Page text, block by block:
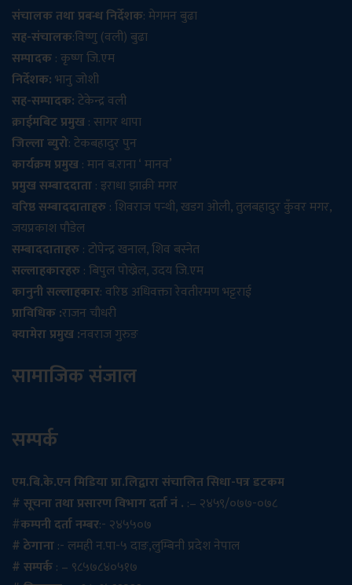
संचालक तथा प्रबन्ध निर्देशक: मेगमन बुढा
सह-संचालक:विष्णु (वली) बुढा
सम्पादक: कृष्ण जि.एम
निर्देशक:भानु जोशी
सह-सम्पादक:टेकेन्द्र वली
क्राईमबिट प्रमुख: सागर थापा
जिल्ला ब्युरो: टेकबहादुर पुन
कार्यक्रम प्रमुख: मान ब.राना ‘ मानव’
प्रमुख सम्बाददाता: इराधा झाक्री मगर
वरिष्ठ सम्बाददाताहरु: शिवराज पन्थी, खडग ओली, तुलबहादुर कुँवर मगर,
जयप्रकाश पौडेल
सम्बाददाताहरु: टोपेन्द्र खनाल, शिव बस्नेत
सल्लाहकारहरु: बिपुल पोख्रेल, उदय जि.एम
कानुनी सल्लाहकार: वरिष्ठ अधिवक्ता रेवतीरमण भट्टराई
प्राविधिक :राजन चौधरी
क्यामेरा प्रमुख :नवराज गुरुङ
सामाजिक संजाल
सम्पर्क
एम.बि.के.एन मिडिया प्रा.लिद्वारा संचालित सिधा-पत्र डटकम
# सूचना तथा प्रसारण विभाग दर्ता नं . :– २४५९/०७७-०७८
#कम्पनी दर्ता नम्बर:- २४५५०७
# ठेगाना:- लमही न.पा-५ दाङ,लुम्बिनी प्रदेश नेपाल
# सम्पर्क: – ९८५७८४०५१७